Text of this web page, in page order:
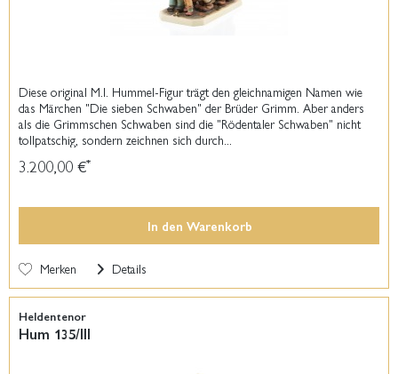
Diese original M.I. Hummel-Figur trägt den gleichnamigen Namen wie
das Märchen "Die sieben Schwaben" der Brüder Grimm. Aber anders
als die Grimmschen Schwaben sind die "Rödentaler Schwaben" nicht
tollpatschig, sondern zeichnen sich durch...
3.200,00 €*
In den Warenkorb
Merken Details
Heldentenor
Hum 135/III